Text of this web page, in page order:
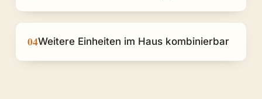
04Weitere Einheiten im Haus kombinierbar